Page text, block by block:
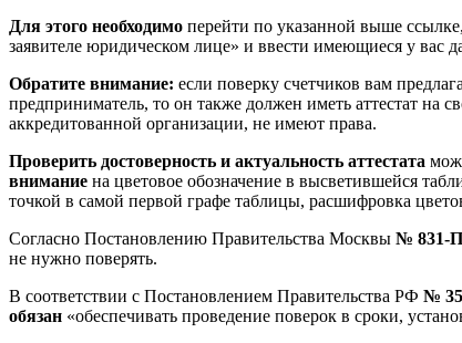
Для этого необходимо перейти по указанной выше
заявителе юридическом лице» и ввести имеющиеся у вас
Обратите внимание: если поверку счетчиков вам
предприниматель, то он также должен иметь аттестат на
аккредитованной организации, не имеют права.
Проверить достоверность и актуальность аттестата
внимание на цветовое обозначение в высветившейся
точкой в самой первой графе таблицы, расшифровка
Согласно Постановлению Правительства Москвы № 831-
не нужно поверять.
В соответствии с Постановлением Правительства РФ №
обязан «обеспечивать проведение поверок в сроки,